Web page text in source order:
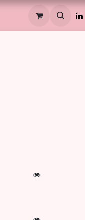
FAQ Contact